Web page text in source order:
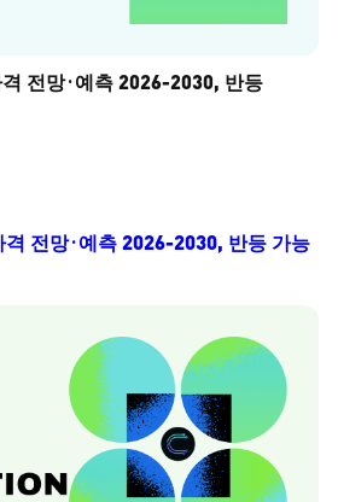
전망·예측 2026-2030, 반등
전망·예측 2026-2030, 반등 가능